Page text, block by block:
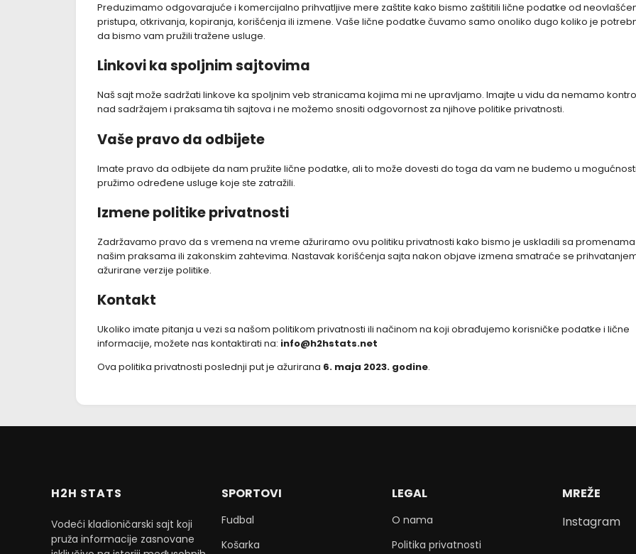
Preduzimamo odgovarajuće i komercijalno prihvatljive mere zaštite kako bismo zaštitili lične podatke od
pristupa, otkrivanja, kopiranja, korišćenja ili izmene. Vaše lične podatke čuvamo samo onoliko dugo koliko je
da bismo vam pružili tražene usluge.
Linkovi ka spoljnim sajtovima
Naš sajt može sadržati linkove ka spoljnim veb stranicama kojima mi ne upravljamo. Imajte u vidu da nemamo
nad sadržajem i praksama tih sajtova i ne možemo snositi odgovornost za njihove politike privatnosti.
Vaše pravo da odbijete
Imate pravo da odbijete da nam pružite lične podatke, ali to može dovesti do toga da vam ne budemo u
pružimo određene usluge koje ste zatražili.
Izmene politike privatnosti
Zadržavamo pravo da s vremena na vreme ažuriramo ovu politiku privatnosti kako bismo je uskladili sa
našim praksama ili zakonskim zahtevima. Nastavak korišćenja sajta nakon objave izmena smatraće se
ažurirane verzije politike.
Kontakt
Ukoliko imate pitanja u vezi sa našom politikom privatnosti ili načinom na koji obrađujemo korisničke podatke i lične
informacije, možete nas kontaktirati na: info@h2hstats.net
Ova politika privatnosti poslednji put je ažurirana 6. maja 2023. godine.
H2H STATS
Vodeći kladioničarski sajt koji
pruža informacije zasnovane
SPORTOVI
Fudbal
Košarka
LEGAL
O nama
Politika privatnosti
MREŽE
Instagram